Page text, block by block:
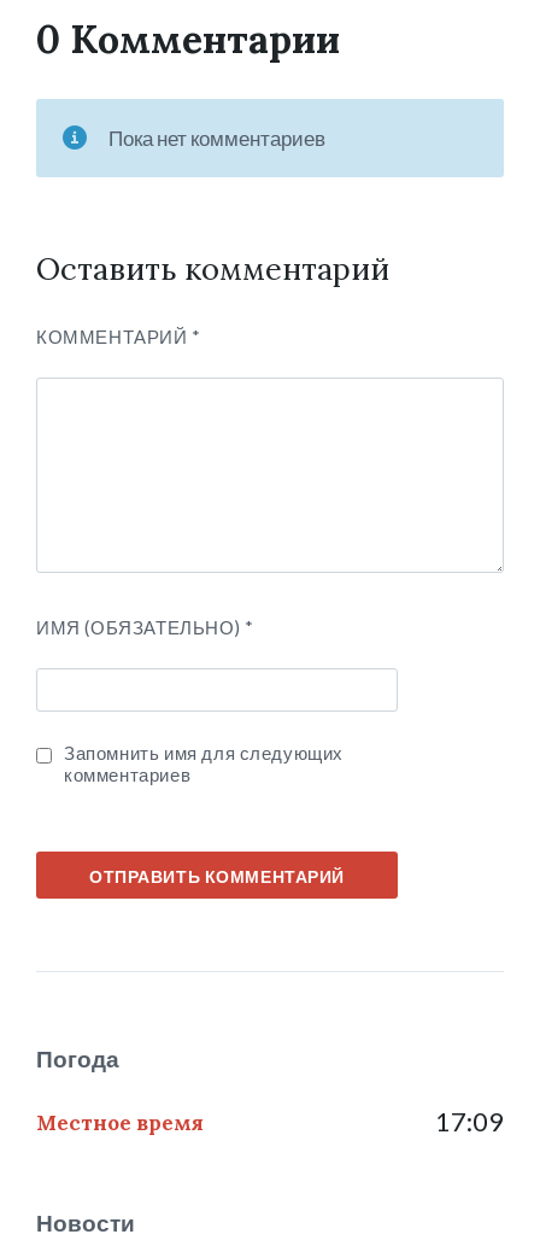
0 Комментарии
Пока нет комментариев
Оставить комментарий
КОММЕНТАРИЙ *
ИМЯ (ОБЯЗАТЕЛЬНО) *
Запомнить имя для следующих
комментариев
Погода
Местное время 17:09
Новости